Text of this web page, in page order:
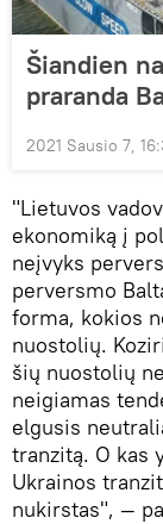
Šiandien
praranda
2021 Sausio 7,
"Lietuvos
ekonomiką į
neįvyks
perversmo
forma, kokios
nuostolių.
šių nuostolių
neigiamas
elgusis
tranzitą. O kas
Ukrainos
nukirstas", —